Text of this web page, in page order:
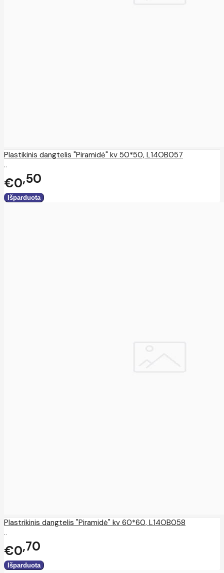
Plastikinis dangtelis "Piramidė" kv 50*50, L14OB057
..
€0 50
Plastrikinis dangtelis "Piramidė" kv 60*60, L14OB058
..
€0 70